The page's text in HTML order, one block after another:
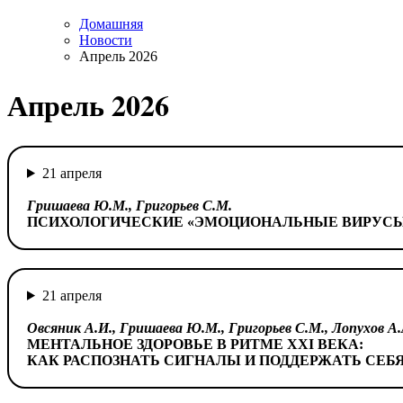
Домашняя
Новости
Апрель 2026
Апрель 2026
21 апреля
Гришаева Ю.М., Григорьев С.М.
ПСИХОЛОГИЧЕСКИЕ «ЭМОЦИОНАЛЬНЫЕ
21 апреля
Овсяник А.И., Гришаева Ю.М., Григорьев С.М., Лопухов
МЕНТАЛЬНОЕ ЗДОРОВЬЕ В РИТМЕ XXI ВЕКА:
КАК РАСПОЗНАТЬ СИГНАЛЫ И ПОДДЕРЖАТЬ